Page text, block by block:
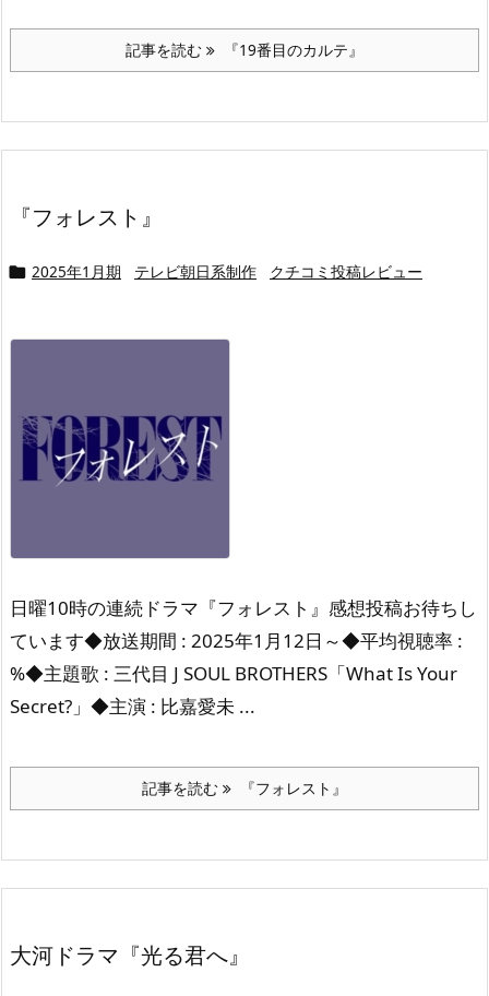
記事を読む 『19番目のカルテ』
『フォレスト』
 2025年1月期 テレビ朝日系制作 クチコミ投稿レビュー
日曜10時の連続ドラマ『フォレスト』感想投稿お待ちし
ています◆放送期間 : 2025年1月12日～◆平均視聴率 :
%◆主題歌 : 三代目 J SOUL BROTHERS「What Is Your
Secret?」◆主演 : 比嘉愛未 ...
記事を読む 『フォレスト』
大河ドラマ『光る君へ』